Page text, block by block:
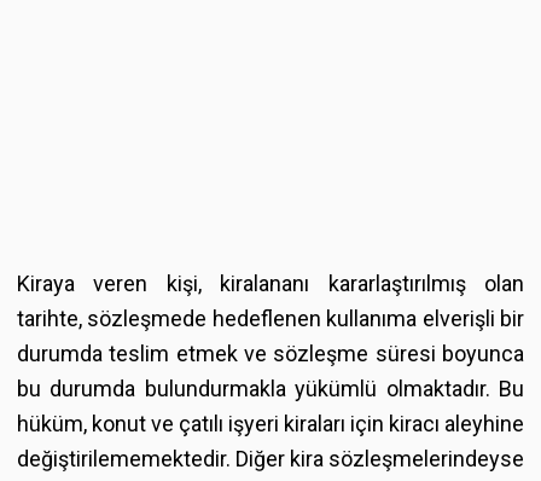
Kiraya veren kişi, kiralananı kararlaştırılmış olan
tarihte, sözleşmede hedeflenen kullanıma elverişli bir
durumda teslim etmek ve sözleşme süresi boyunca
bu durumda bulundurmakla yükümlü olmaktadır. Bu
hüküm, konut ve çatılı işyeri kiraları için kiracı aleyhine
değiştirilememektedir. Diğer kira sözleşmelerindeyse